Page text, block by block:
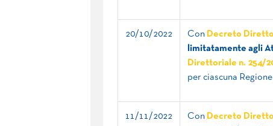
20/10/2022 Con Decreto
limitatamente agli
Direttoriale n. 254/
per ciascuna
11/11/2022 Con Decreto